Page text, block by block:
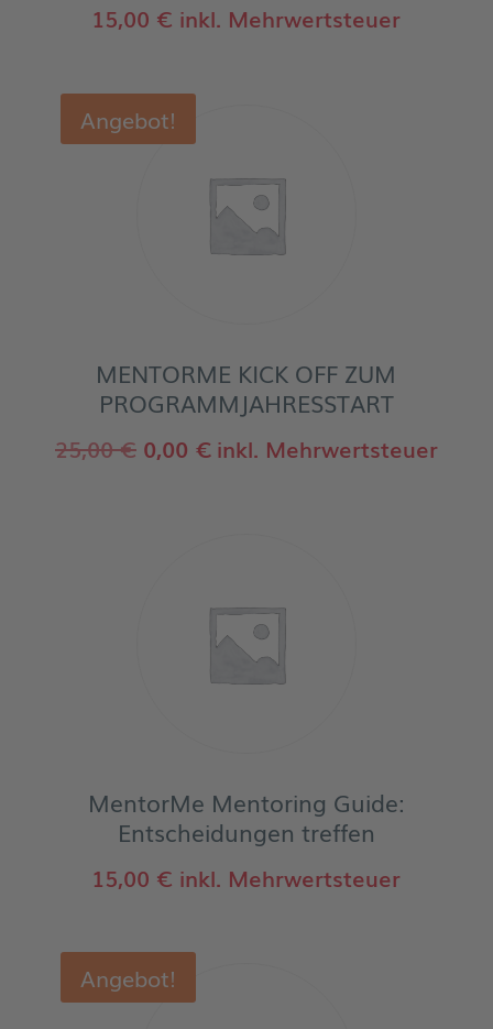
15,00 € inkl. Mehrwertsteuer
Angebot!
MENTORME KICK OFF ZUM
PROGRAMMJAHRESSTART
25,00€ Ursprünglicher
0,00 €Aktueller
inkl. Mehrwertsteuer
MentorMe Mentoring Guide:
Entscheidungen treffen
15,00 € inkl. Mehrwertsteuer
Angebot!